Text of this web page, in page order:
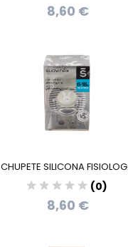
8,60 €
CHUPETE SILICONA
(0)
8,60 €